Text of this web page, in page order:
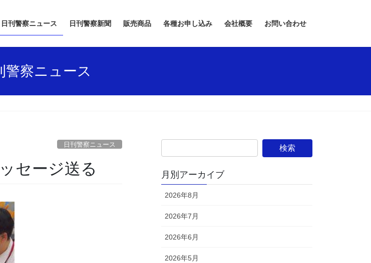
日刊警察ニュース 日刊警察新聞 販売商品 各種お申し込み 会社概要 お問い合わせ
警察ニュース
日刊警察ニュース
セージ送る 月別アーカイブ
2026年8月
2026年7月
2026年6月
2026年5月